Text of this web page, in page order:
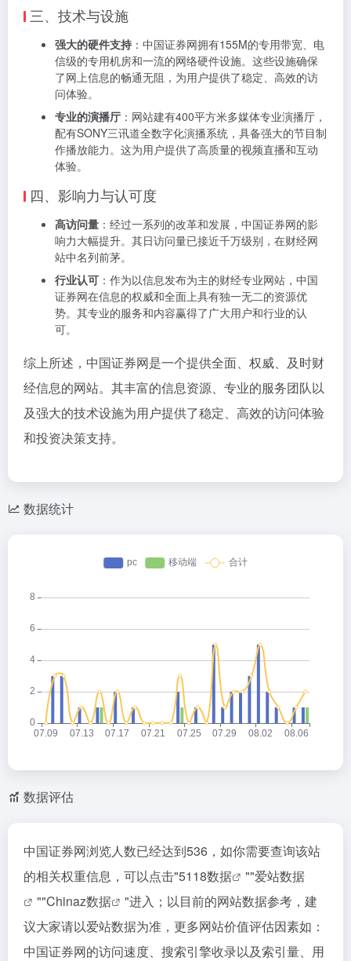
三、技术与设施
强大的硬件支持 ：中国证券网拥有155M的专用带宽、电
信级的专用机房和一流的网络硬件设施。这些设施确保
了网上信息的畅通无阻，为用户提供了稳定、高效的访
问体验。
专业的演播厅 ：网站建有400平方米多媒体专业演播厅，
配有SONY三讯道全数字化演播系统，具备强大的节目制
作播放能力。这为用户提供了高质量的视频直播和互动
体验。
四、影响力与认可度
高访问量 ：经过一系列的改革和发展，中国证券网的影
响力大幅提升。其日访问量已接近千万级别，在财经网
站中名列前茅。
行业认可 ：作为以信息发布为主的财经专业网站，中国
证券网在信息的权威和全面上具有独一无二的资源优
势。其专业的服务和内容赢得了广大用户和行业的认
可。
综上所述，中国证券网是一个提供全面、权威、及时财
经信息的网站。其丰富的信息资源、专业的服务团队以
及强大的技术设施为用户提供了稳定、高效的访问体验
和投资决策支持。
数据统计
数据评估
中国证券网浏览人数已经达到536，如你需要查询该站
的相关权重信息，可以点击"5118数据 ""爱站数据
""Chinaz数据
"进入；以目前的网站数据参考，建
议大家请以爱站数据为准，更多网站价值评估因素如：
中国证券网的访问速度、搜索引擎收录以及索引量、用